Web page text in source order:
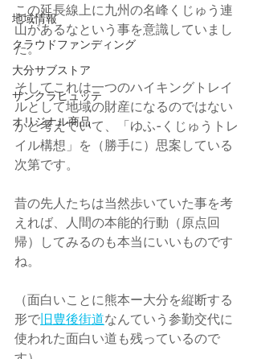
地域情報
クラウドファンディング
大分サブストア
サンクラヒュッテ
オリジナル商品
この延長線上に九州の名峰くじゅう連
山があるなという事を意識していまし
た。
そしてこれは一つのハイキングトレイ
ルとして地域の財産になるのではない
かと考えていて、「ゆふ-くじゅうトレ
イル構想」を（勝手に）思案している
次第です。
昔の先人たちは当然歩いていた事を考
えれば、人間の本能的行動（原点回
帰）してみるのも本当にいいものです
ね。
（面白いことに熊本ー大分を縦断する
形で旧豊後街道なんていう参勤交代に
使われた面白い道も残っているので